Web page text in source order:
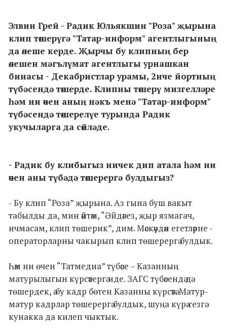
Элвин Грей - Радик Юльякшин "Роза" җырына
клип төшерүгә "Татар-информ" агентлыгының
да өлеше керде. Җырчы бу клипның бер
өлешен мәгълүмат агентлыгы урнашкан
бинасы - Декабристлар урамы, 2нче йортның
түбәсендә төшерде. Клипны төшерү мизгелләре
һәм ни өчен аның нәкъ менә "Татар-информ"
түбәсендә төшерелүе турында Радик
укучыларга да сөйләде.
- Радик бу клибыгыз ничек дип атала һәм ни
өчен аны түбәдә төшерергә булдыгыз?
- Бу клип “Роза” җырына. Аз гына буш вакыт
табылды да, мин әйтәм, “Әйдәгез, җыр язмагач,
ичмасам, клип төшерик”, дим. Мәскәүдән егетләрне -
операторларны чакырып клип төшерергә булдык.
Һәм ни өчен “Татмедиа” түбәсе – Казанның
матурылыгын күрсәтергә иде. ЗАГС түбәсендә дә
төшердек, ә бу кадр бөтен Казанны күрсәтә. Матур-
матур кадрлар төшерергә булдык, шуңа күрә сезгә
кунакка да килеп чыктык.